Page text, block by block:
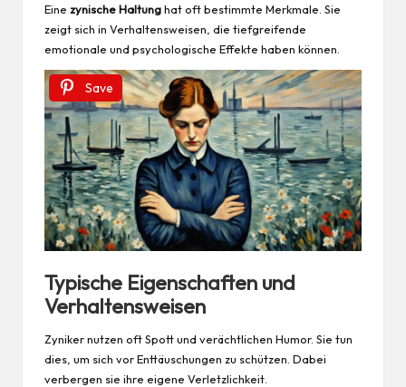
Eine zynische Haltunghat oft bestimmte Merkmale. Sie
zeigt sich in Verhaltensweisen, die tiefgreifende
emotionale und psychologische Effekte haben können.
Save
Typische Eigenschaften und
Verhaltensweisen
Zyniker nutzen oft Spott und verächtlichen Humor. Sie tun
dies, um sich vor Enttäuschungen zu schützen. Dabei
verbergen sie ihre eigene Verletzlichkeit.